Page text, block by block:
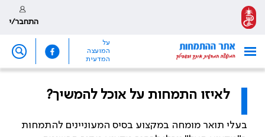
התחבר/י
על
המועצה
המדעית
לאיזו התמחות על אוכל להמשיך?
בעלי תואר מומחה במקצוע בסיס המעוניינים להתמחות